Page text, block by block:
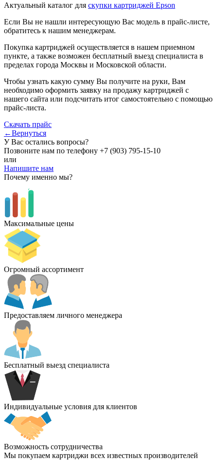
Актуальный каталог для скупки картриджей Epson
Если Вы не нашли интересующую Вас модель в прайс-листе,
обратитесь к нашим менеджерам.
Покупка картриджей осуществляется в нашем приемном
пункте, а также возможен бесплатный выезд специалиста в
пределах города Москвы и Московской области.
Чтобы узнать какую сумму Вы получите на руки, Вам
необходимо оформить заявку на продажу картриджей с
нашего сайта или подсчитать итог самостоятельно с помощью
прайс-листа.
Скачать прайс
←Вернуться
У Вас остались вопросы?
Позвоните нам по телефону +7 (903) 795-15-10
или
Напишите нам
Почему именно мы?
Максимальные цены
Огромный ассортимент
Предоставляем личного менеджера
Бесплатный выезд специалиста
Индивидуальные условия для клиентов
Возможность сотрудничества
Мы покупаем картриджи всех известных производителей